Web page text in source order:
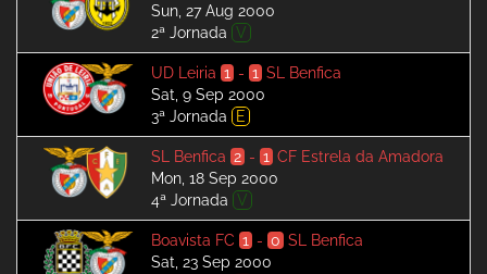
Sun, 27 Aug 2000
2ª Jornada V
UD Leiria 1 - 1 SL Benfica
Sat, 9 Sep 2000
3ª Jornada
E
SL Benfica 2 - 1 CF Estrela da Amadora
Mon, 18 Sep 2000
4ª Jornada V
Boavista FC 1 - 0 SL Benfica
Sat, 23 Sep 2000